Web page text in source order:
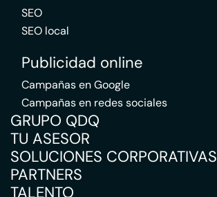
SEO
SEO local
Publicidad online
Campañas en Google
Campañas en redes sociales
GRUPO QDQ
TU ASESOR
SOLUCIONES CORPORATIVAS
PARTNERS
TALENTO